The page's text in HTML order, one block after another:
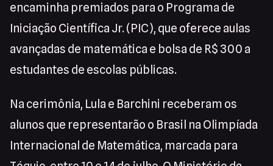
encaminha premiados para o Programa de
Iniciação Científica Jr. (PIC), que oferece aulas
avançadas de matemática e bolsa de R$ 300 a
estudantes de escolas públicas.
Na cerimônia, Lula e Barchini receberam os
alunos que representarão o Brasil na Olimpíada
Internacional de Matemática, marcada para